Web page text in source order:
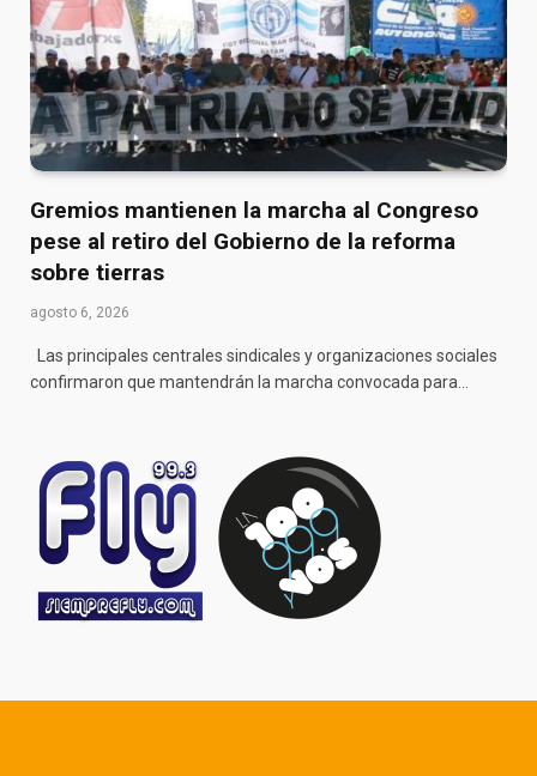
Gremios mantienen la marcha al Congreso
pese al retiro del Gobierno de la reforma
sobre tierras
agosto 6, 2026
Las principales centrales sindicales y organizaciones sociales
confirmaron que mantendrán la marcha convocada para…